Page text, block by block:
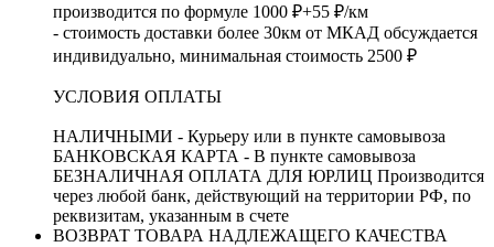
производится по формуле 1000 ₽+55 ₽/км
- стоимость доставки более 30км от МКАД обсуждается
индивидуально, минимальная стоимость 2500 ₽
УСЛОВИЯ ОПЛАТЫ
НАЛИЧНЫМИ - Курьеру или в пункте самовывоза
БАНКОВСКАЯ КАРТА - В пункте самовывоза
БЕЗНАЛИЧНАЯ ОПЛАТА ДЛЯ ЮРЛИЦ Производится
через любой банк, действующий на территории РФ, по
реквизитам, указанным в счете
ВОЗВРАТ ТОВАРА НАДЛЕЖАЩЕГО КАЧЕСТВА